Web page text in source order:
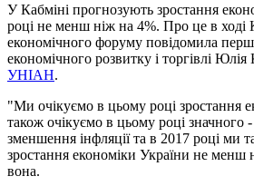
У Кабміні прогнозують зростання
році не менш ніж на 4%. Про це в ході
економічного форуму повідомила
економічного розвитку і торгівлі Юлія
УНІАН.
"Ми очікуємо в цьому році зростання
також очікуємо в цьому році значного
зменшення інфляції та в 2017 році ми
зростання економіки України не менш
вона.